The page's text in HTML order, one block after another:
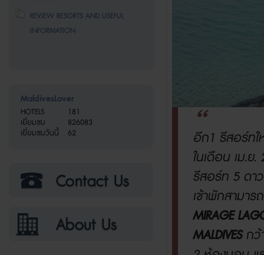
REVIEW RESORTS AND USEFUL
INFORMATION
MaldivesLover
HOTELS
181
เยี่ยมชม
826083
เยี่ยมชมวันนี้
62 อีก1 รีสอร์ท
ในเดือน เม.ย.
รีสอร์ท 5 ดา
เข้าพักสามาร
MIRAGE
MALDIVESกว้